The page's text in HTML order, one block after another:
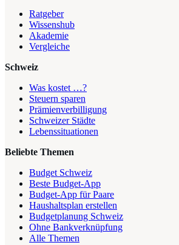
Ratgeber
Wissenshub
Akademie
Vergleiche
Schweiz
Was kostet …?
Steuern sparen
Prämienverbilligung
Schweizer Städte
Lebenssituationen
Beliebte Themen
Budget Schweiz
Beste Budget-App
Budget-App für Paare
Haushaltsplan erstellen
Budgetplanung Schweiz
Ohne Bankverknüpfung
Alle Themen